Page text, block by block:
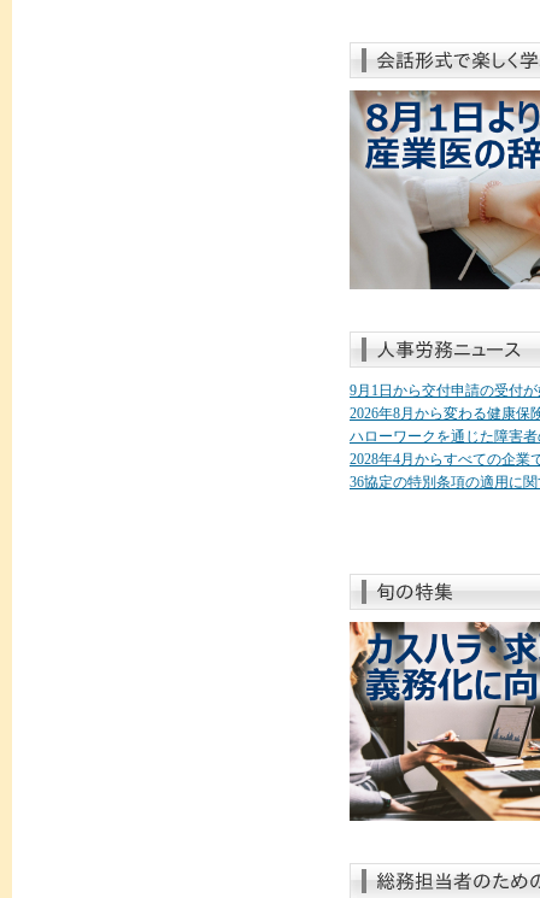
9月1日から交付申請の受付
2026年8月から変わる健康保
ハローワークを通じた障害
2028年4月からすべての企業
36協定の特別条項の適用に